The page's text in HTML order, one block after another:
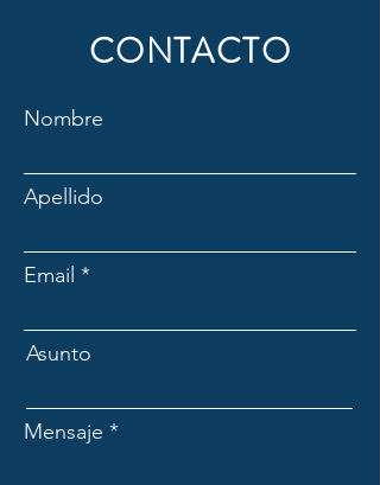
CONTACTO
Nombre
Apellido
Email
Asunto
Mensaje